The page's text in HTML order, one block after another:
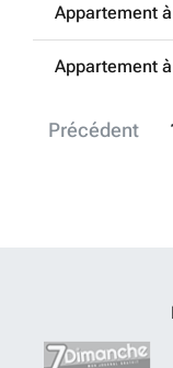
Appartement
Précédent